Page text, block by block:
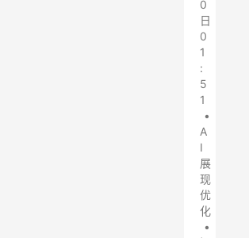
0
日
0
1
:
5
1
•
A
I
展
现
优
化
•